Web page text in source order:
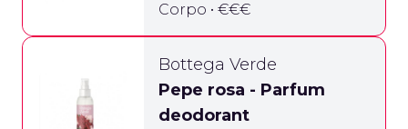
Corpo • €€€
Bottega Verde
Pepe rosa - Parfum
deodorant